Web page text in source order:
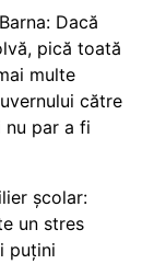
Dacă
pică toată
multe
către
nu par a fi
școlar:
un stres
puțini